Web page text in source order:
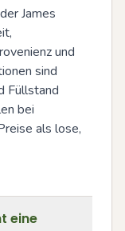
James
und
sind
Füllstand
bei
als lose,
eine